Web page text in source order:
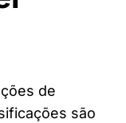
de
são